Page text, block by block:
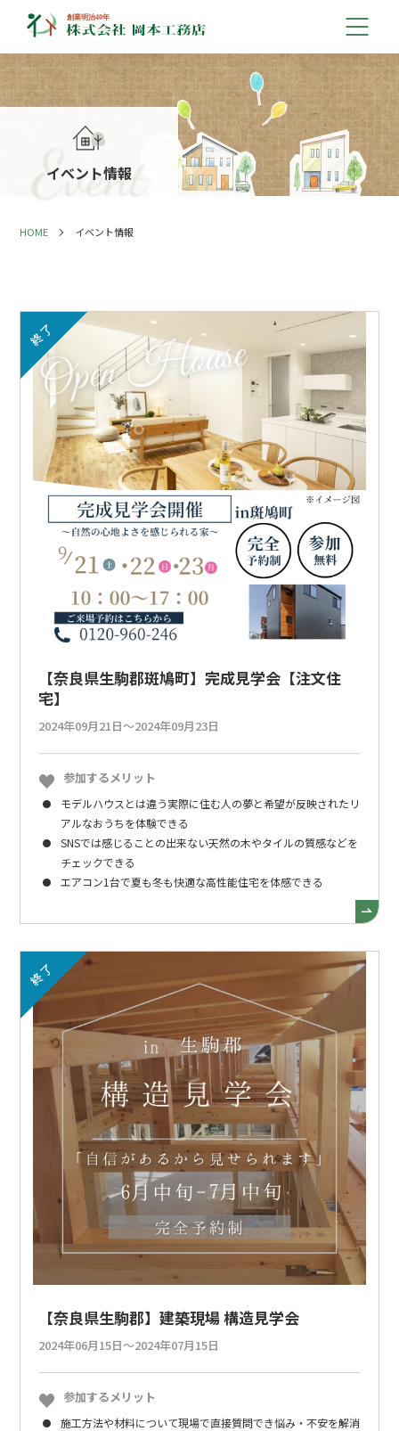
イベント情報
HOME イベント情報
終了
【奈良県生駒郡斑鳩町】完成見学会【注文住
宅】
2024年09月21日～2024年09月23日
参加するメリット
モデルハウスとは違う実際に住む人の夢と希望が反映されたリ
アルなおうちを体験できる
SNSでは感じることの出来ない天然の木やタイルの質感などを
チェックできる
エアコン1台で夏も冬も快適な高性能住宅を体感できる
終了
【奈良県生駒郡】建築現場 構造見学会
2024年06月15日～2024年07月15日
参加するメリット
施工方法や材料について現場で直接質問でき悩み・不安を解消